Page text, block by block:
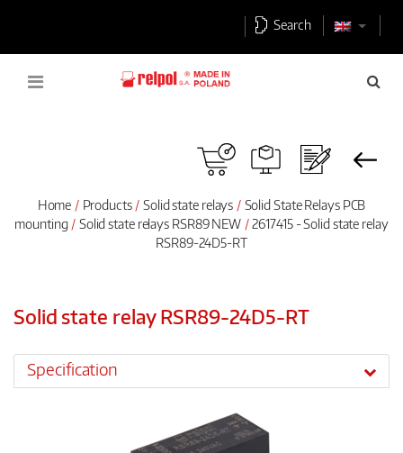
Search
Home Products Solid state relays
Solid State Relays PCB
mounting
Solid state relays RSR89 NEW
2617415 - Solid state relay
RSR89-24D5-RT
Solid state relay RSR89-24D5-RT
Specification